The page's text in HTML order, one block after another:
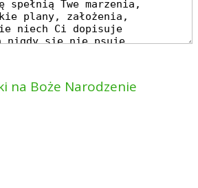
na Boże Narodzenie